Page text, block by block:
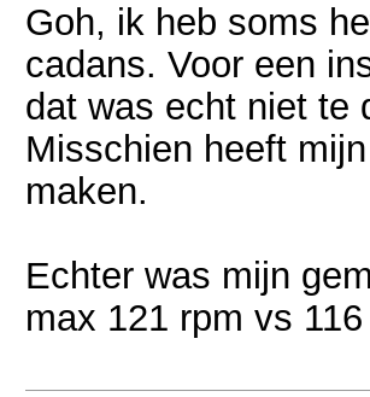
Goh, ik heb soms
cadans. Voor een
dat was echt niet te
Misschien heeft
maken.
Echter was mijn
max 121 rpm vs